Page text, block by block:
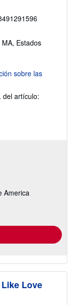
MA, Estados
del artículo:
America
Love